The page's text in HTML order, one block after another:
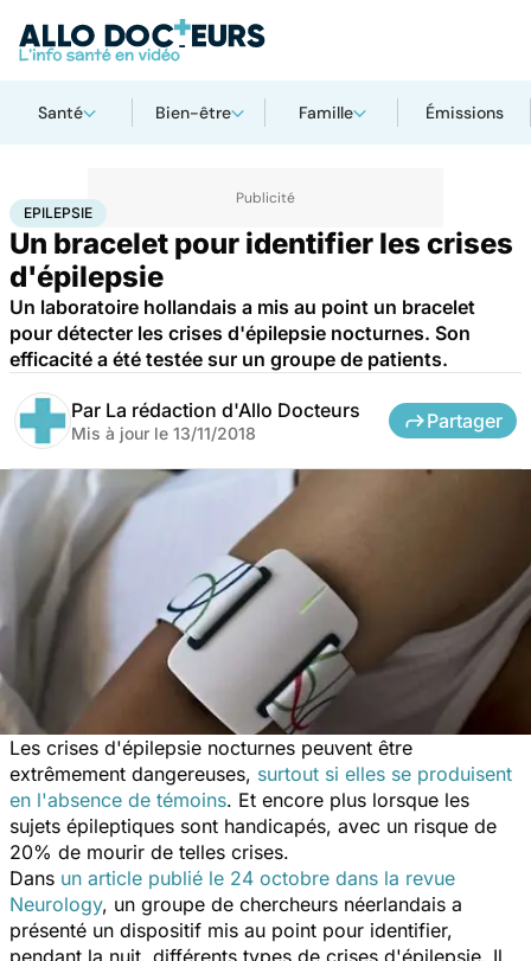
Santé Bien-être Famille Émissions
AccueilSanté
EPILEPSIE
Un bracelet pour identifier les crises
d'épilepsie
Un laboratoire hollandais a mis au point un bracelet
pour détecter les crises d'épilepsie nocturnes. Son
efficacité a été testée sur un groupe de patients.
Par La rédaction d'Allo Docteurs
Mis à jour le 13/11/2018
Partager
Les crises d'épilepsie nocturnes peuvent être
extrêmement dangereuses, surtout si elles se produisent
en l'absence de témoins. Et encore plus lorsque les
sujets épileptiques sont handicapés, avec un risque de
20% de mourir de telles crises.
Dans un article publié le 24 octobre dans la revue
Neurology, un groupe de chercheurs néerlandais a
présenté un dispositif mis au point pour identifier,
pendant la nuit, différents types de crises d'épilepsie. Il